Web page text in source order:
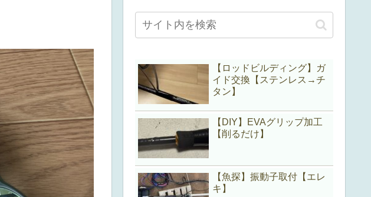
【ロッドビルディング】ガ
イド交換【ステンレス→チ
タン】
【DIY】EVAグリップ加工
【削るだけ】
【魚探】振動子取付【エレ
キ】